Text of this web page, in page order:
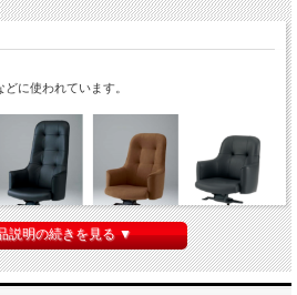
に使われています。
説明の続きを見る ▼